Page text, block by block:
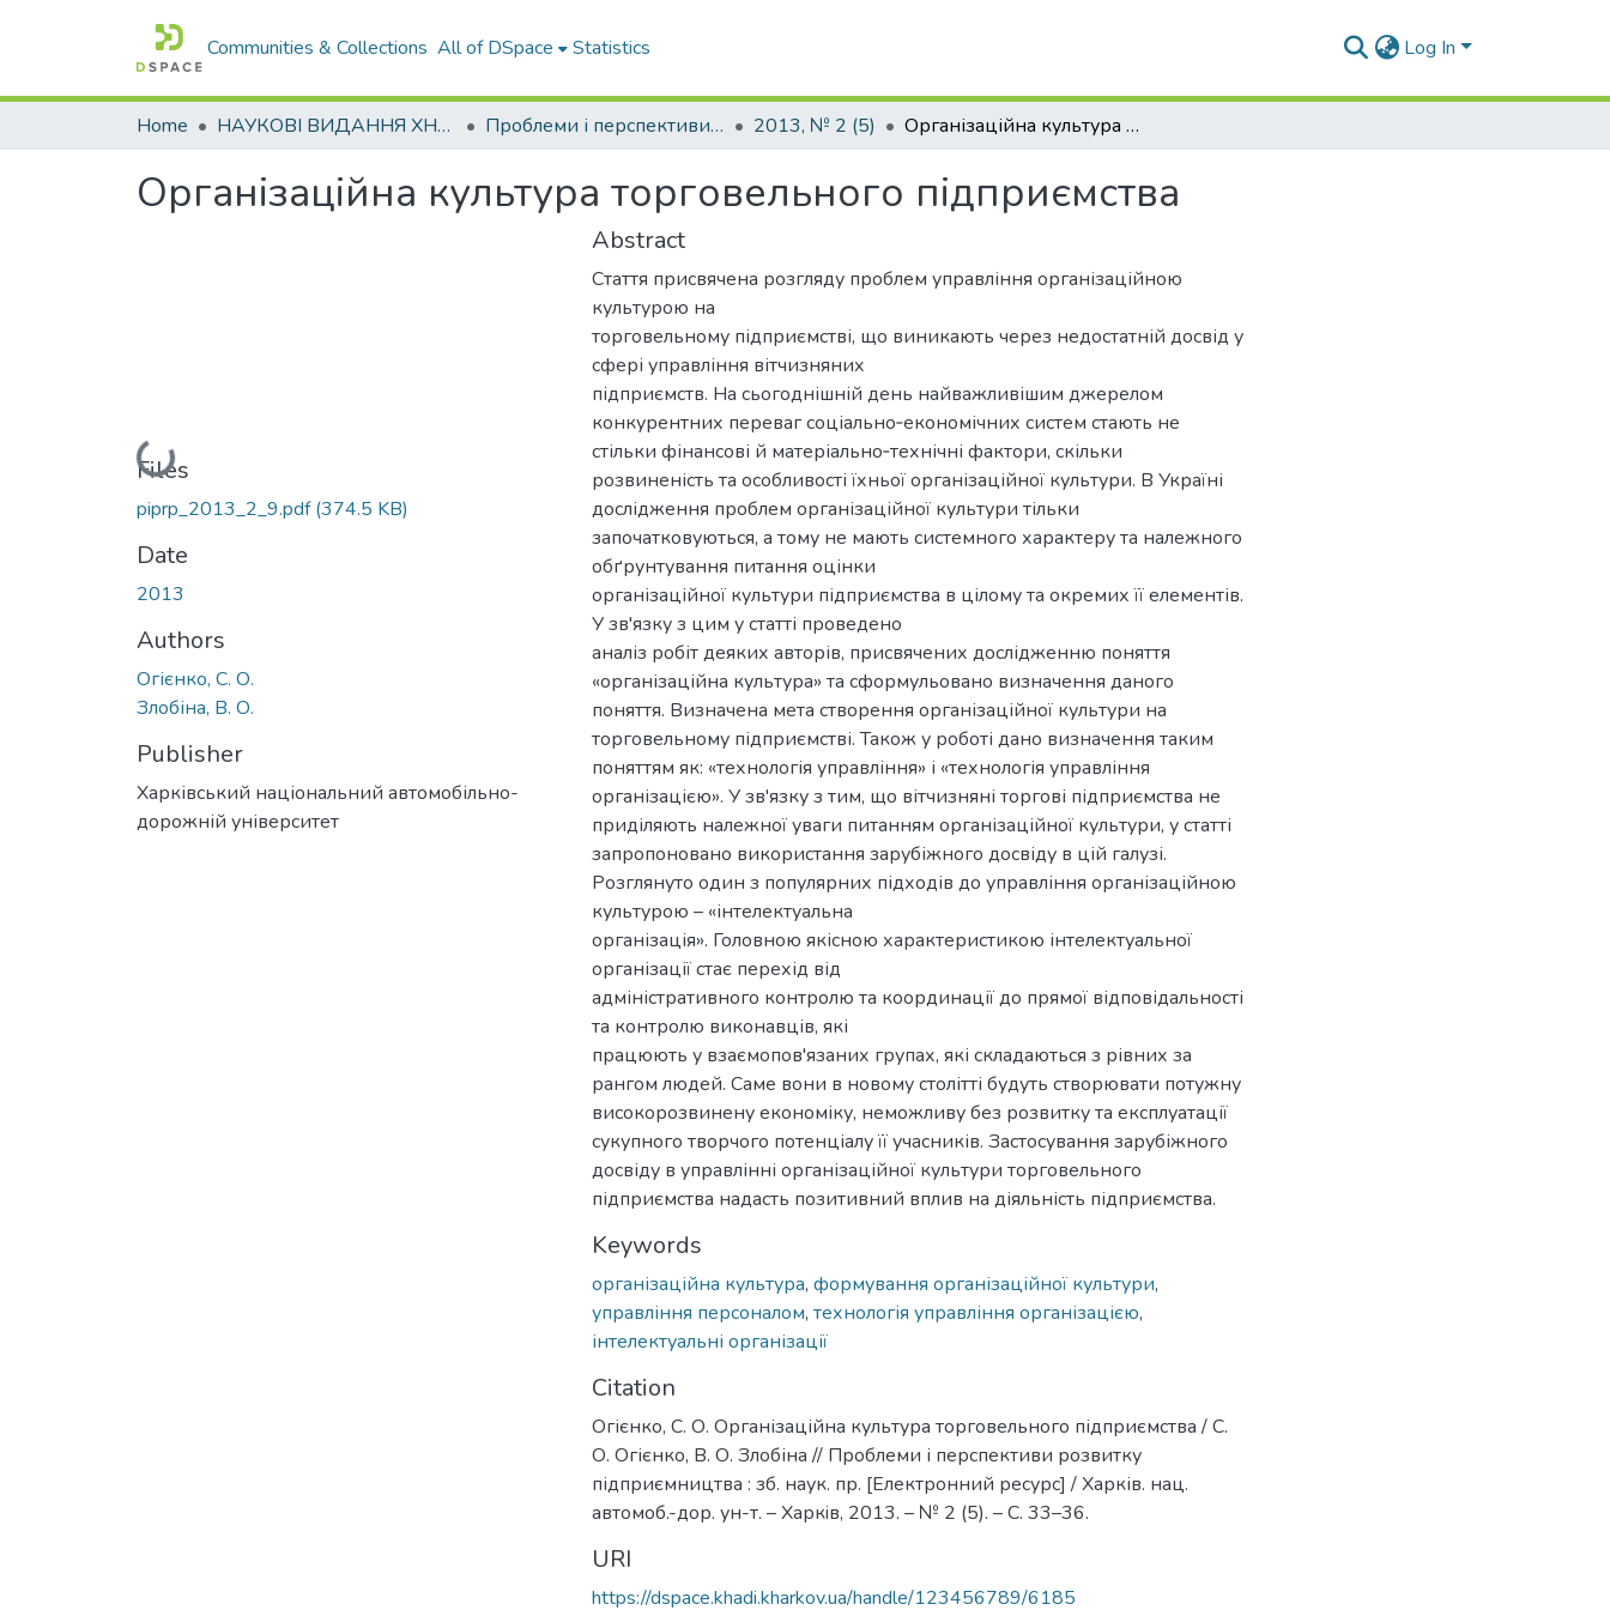
Communities & Collections All of DSpace Statistics Log In
Home НАУКОВІ ВИДАННЯ ХНАДУ Проблеми і перспективи розвитку підприємництва 2013, № 2 (5) Організаційна культура торговельного підприємства
Організаційна культура торговельного підприємства
Loading...
Files
piprp_2013_2_9.pdf(374.5 KB)
Date
2013
Authors
Огієнко, С. О.
Злобіна, В. О.
Publisher
Харківський національний автомобільно-
дорожній університет
Abstract
Стаття присвячена розгляду проблем управління організаційною
культурою на
торговельному підприємстві, що виникають через недостатній досвід у
сфері управління вітчизняних
підприємств. На сьогоднішній день найважливішим джерелом
конкурентних переваг соціально‐економічних систем стають не
стільки фінансові й матеріально‐технічні фактори, скільки
розвиненість та особливості їхньої організаційної культури. В Україні
дослідження проблем організаційної культури тільки
започатковуються, а тому не мають системного характеру та належного
обґрунтування питання оцінки
організаційної культури підприємства в цілому та окремих її елементів.
У зв'язку з цим у статті проведено
аналіз робіт деяких авторів, присвячених дослідженню поняття
«організаційна культура» та сформульовано визначення даного
поняття. Визначена мета створення організаційної культури на
торговельному підприємстві. Також у роботі дано визначення таким
поняттям як: «технологія управління» і «технологія управління
організацією». У зв'язку з тим, що вітчизняні торгові підприємства не
приділяють належної уваги питанням організаційної культури, у статті
запропоновано використання зарубіжного досвіду в цій галузі.
Розглянуто один з популярних підходів до управління організаційною
культурою – «інтелектуальна
організація». Головною якісною характеристикою інтелектуальної
організації стає перехід від
адміністративного контролю та координації до прямої відповідальності
та контролю виконавців, які
працюють у взаємопов'язаних групах, які складаються з рівних за
рангом людей. Саме вони в новому столітті будуть створювати потужну
високорозвинену економіку, неможливу без розвитку та експлуатації
сукупного творчого потенціалу її учасників. Застосування зарубіжного
досвіду в управлінні організаційної культури торговельного
підприємства надасть позитивний вплив на діяльність підприємства.
Keywords
організаційна культура, формування організаційної культури,
управління персоналом, технологія управління організацією,
інтелектуальні організації
Citation
Огієнко, С. О. Організаційна культура торговельного підприємства / С.
О. Огієнко, В. О. Злобіна // Проблеми і перспективи розвитку
підприємництва : зб. наук. пр. [Електронний ресурс] / Харків. нац.
автомоб.-дор. ун-т. – Харкiв, 2013. – № 2 (5). – С. 33–36.
URI
https://dspace.khadi.kharkov.ua/handle/123456789/6185